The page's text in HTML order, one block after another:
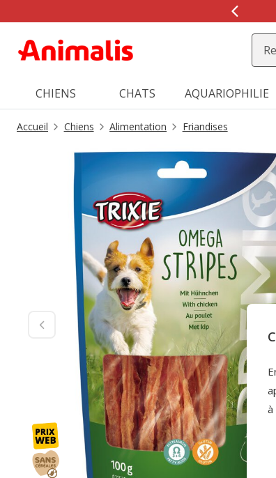
de
CHIENS CHATS AQUARIOPHILIE
Accueil Chiens Alimentation
Friandises
à